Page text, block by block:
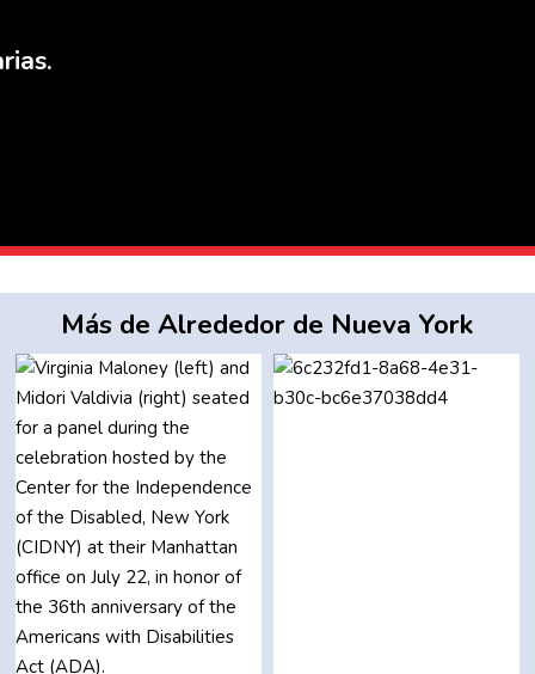
Más de Alrededor de Nueva York